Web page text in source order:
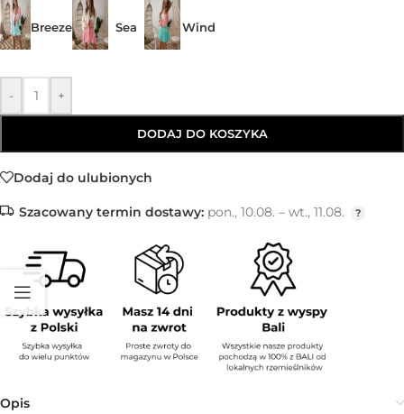
Breeze Sea Wind
- +
DODAJ DO KOSZYKA
Dodaj do ulubionych
Szacowany termin dostawy: pon., 10.08. – wt., 11.08.
Opis